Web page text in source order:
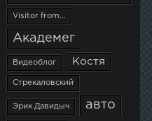
Visitor from...
Академег
Видеоблог Костя
Стрекаловский
Эрик Давидыч авто